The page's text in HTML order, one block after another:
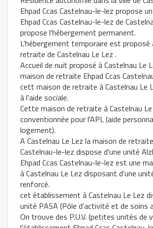
Ehpad Ccas Castelnau-le-lez propose
Ehpad Ccas Castelnau-le-lez de
propose l'hébergement permanent.
L'hébergement temporaire est proposé
retraite de Castelnau Le Lez .
Accueil de nuit proposé à Castelnau Le
maison de retraite Ehpad Ccas
cett maison de retraite à Castelnau Le
à l'aide sociale.
Cette maison de retraite à Castelnau
conventionnée pour l'APL (aide
logement).
A Castelnau Le Lez la maison de
Castelnau-le-lez dispose d'une unité
Ehpad Ccas Castelnau-le-lez est une
à Castelnau Le Lez disposant d'une
renforcé.
cet établissement à Castelnau Le Lez
unité PASA (Pôle d’activité et de soins
On trouve des P.U.V. (petites unités de